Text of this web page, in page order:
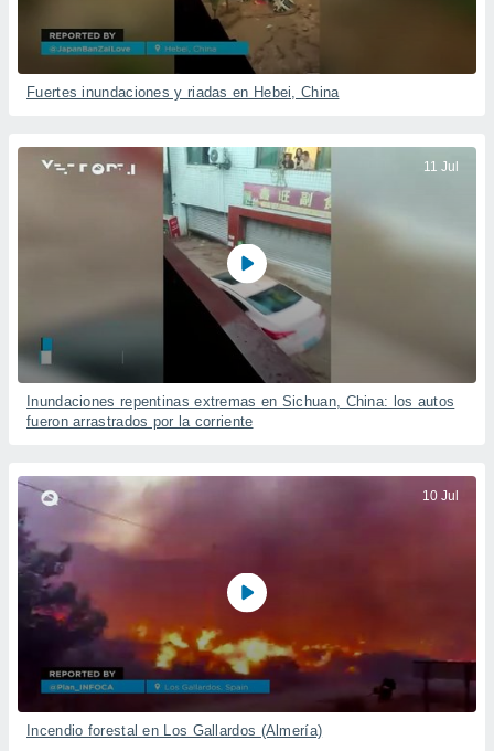
Fuertes inundaciones y riadas en Hebei, China
11 Jul
Inundaciones repentinas extremas en Sichuan, China: los autos
fueron arrastrados por la corriente
10 Jul
Incendio forestal en Los Gallardos (Almería)